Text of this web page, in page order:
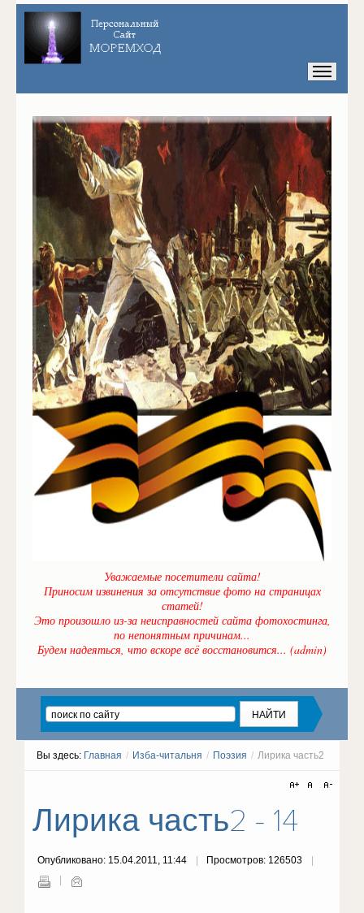
Уважаемые посетители сайта!
Приносим извинения за отсутствие фото на страницах
статей!
Это произошло из-за неисправностей сайта фотохостинга,
по непонятным причинам...
Будем надеяться, что вскоре всё восстановится... (admin)
Вы здесь: Главная / Изба-читальня / Поэзия / Лирика часть2
Лирика часть2 - 14
Опубликовано: 15.04.2011, 11:44 Просмотров: 126503